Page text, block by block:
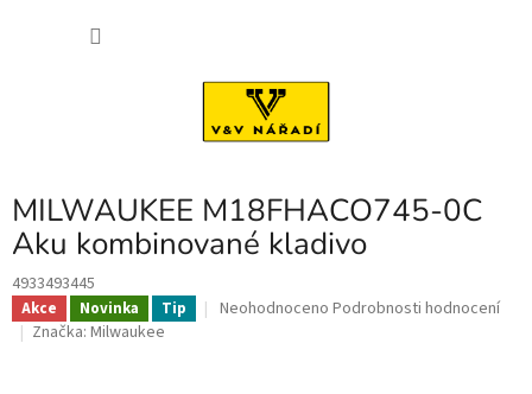
MILWAUKEE M18FHACO745-0C
Aku kombinované kladivo
4933493445
Akce Novinka Tip
Průměrné
Neohodnoceno Podrobnosti hodnocení
Značka: Milwaukee